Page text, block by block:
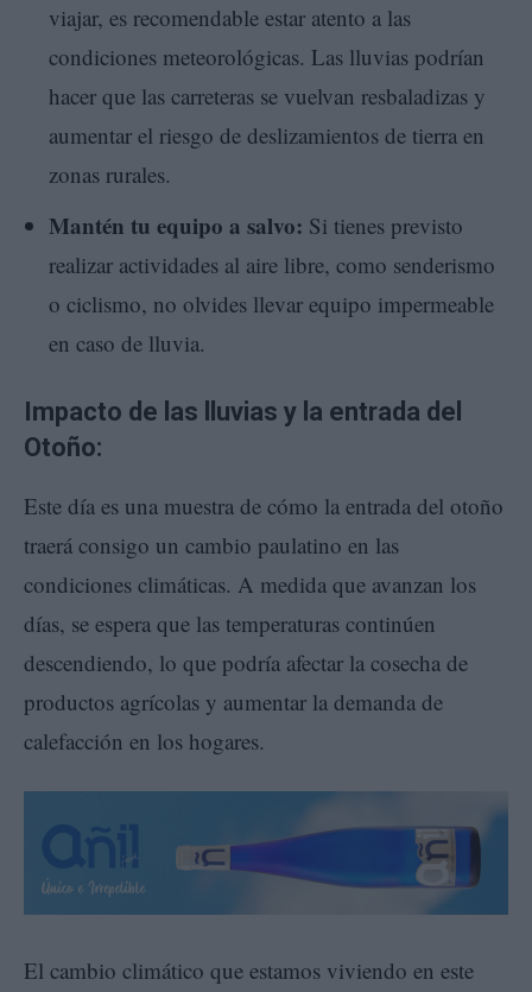
viajar, es recomendable estar atento a las
condiciones meteorológicas. Las lluvias podrían
hacer que las carreteras se vuelvan resbaladizas y
aumentar el riesgo de deslizamientos de tierra en
zonas rurales.
Mantén tu equipo a salvo: Si tienes previsto
realizar actividades al aire libre, como senderismo
o ciclismo, no olvides llevar equipo impermeable
en caso de lluvia.
Impacto de las lluvias y la entrada del
Otoño:
Este día es una muestra de cómo la entrada del otoño
traerá consigo un cambio paulatino en las
condiciones climáticas. A medida que avanzan los
días, se espera que las temperaturas continúen
descendiendo, lo que podría afectar la cosecha de
productos agrícolas y aumentar la demanda de
calefacción en los hogares.
El cambio climático que estamos viviendo en este